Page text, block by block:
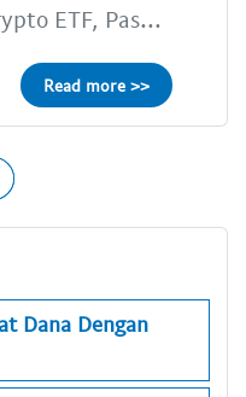
ETF, Pas...
Read more >>
Dana Dengan